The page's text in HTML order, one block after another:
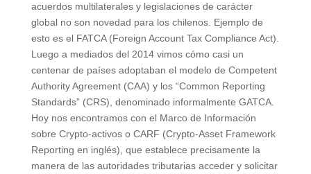
acuerdos multilaterales y legislaciones de carácter
global no son novedad para los chilenos. Ejemplo de
esto es el FATCA (Foreign Account Tax Compliance Act).
Luego a mediados del 2014 vimos cómo casi un
centenar de países adoptaban el modelo de Competent
Authority Agreement (CAA) y los “Common Reporting
Standards” (CRS), denominado informalmente GATCA.
Hoy nos encontramos con el Marco de Información
sobre Crypto-activos o CARF (Crypto-Asset Framework
Reporting en inglés), que establece precisamente la
manera de las autoridades tributarias acceder y solicitar